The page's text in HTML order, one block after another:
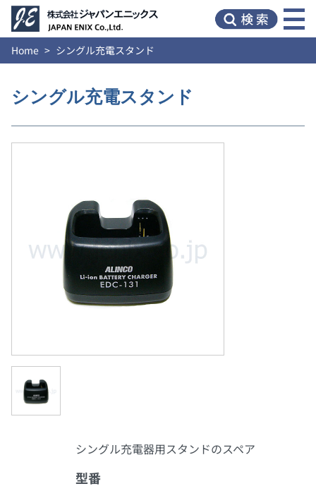
Home シングル充電スタンド
シングル充電スタンド
シングル充電器用スタンドのスペア
型番